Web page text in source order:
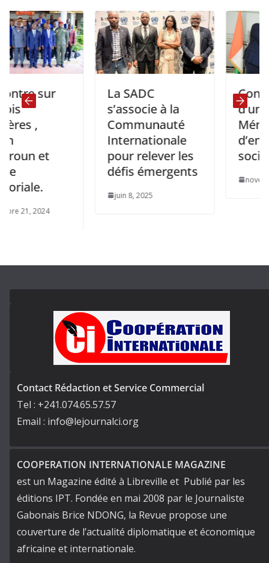
La SADC
s’associe à la
Communauté
Internationale
pour relever les
défis émergents
juin 8, 2025
Congo-
d’entente
société
novembre 19,
Contact Rédaction et Service Commercial
Tel : +241.074.65.57.57
Email : info@lejournalci.org
COOPERATION INTERNATIONALE MAGAZINE
est un Magazine édité à Libreville et Publié par les
éditions IPT. Fondée en mai 2008 par le Journaliste
Gabonais Brice NDONG, la Revue propose une
couverture de l’actualité diplomatique et économique
africaine et internationale.